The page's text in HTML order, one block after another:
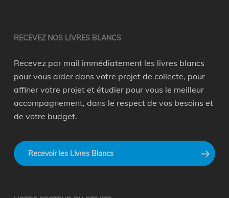
RECEVEZ NOS LIVRES BLANCS
Recevez par mail immédiatement les livres blancs
pour vous aider dans votre projet de collecte, pour
affiner votre projet et étudier pour vous le meilleur
accompagnement, dans le respect de vos besoins et
de votre budget.
Recevoir les Livres Blancs